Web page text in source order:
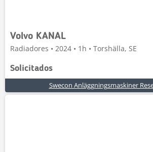
Volvo KANAL
Radiadores • 2024 • 1h • Torshälla, SE
Solicitados
Swecon Anläggningsmaskiner